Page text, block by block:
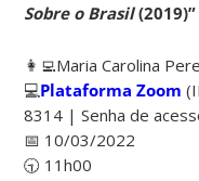
Sobre o Brasil(2019)”
👩‍💻Maria Carolina
💻Plataforma Zoom
8314 | Senha de
📅 10/03/2022
🕤 11h00